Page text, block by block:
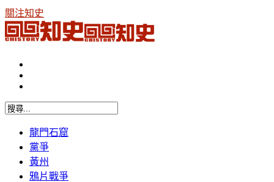
關注知史
龍門石窟
黨爭
黃州
鴉片戰爭